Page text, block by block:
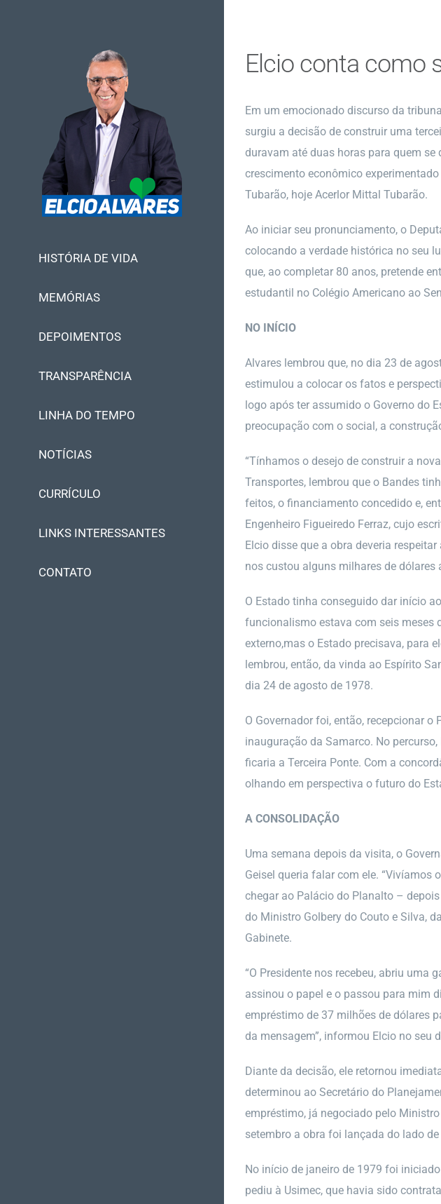
HISTÓRIA DE VIDA
MEMÓRIAS
DEPOIMENTOS
TRANSPARÊNCIA
LINHA DO TEMPO
NOTÍCIAS
CURRÍCULO
LINKS INTERESSANTES
CONTATO
Elcio conta como
Em um emocionado discurso da
surgiu a decisão de construir uma
duravam até duas horas para quem
crescimento econômico
Tubarão, hoje Acerlor Mittal Tubarão.
Ao iniciar seu pronunciamento, o
colocando a verdade histórica no seu
que, ao completar 80 anos, pretende
estudantil no Colégio Americano ao
NO INÍCIO
Alvares lembrou que, no dia 23 de
estimulou a colocar os fatos e
logo após ter assumido o Governo do
preocupação com o social, a
“Tínhamos o desejo de construir a
Transportes, lembrou que o Bandes
feitos, o financiamento concedido e,
Engenheiro Figueiredo Ferraz, cujo
Elcio disse que a obra deveria
nos custou alguns milhares de dólares
O Estado tinha conseguido dar início
funcionalismo estava com seis meses
externo,mas o Estado precisava, para
lembrou, então, da vinda ao Espírito
dia 24 de agosto de 1978.
O Governador foi, então, recepcionar o
inauguração da Samarco. No
ficaria a Terceira Ponte. Com a
olhando em perspectiva o futuro do
A CONSOLIDAÇÃO
Uma semana depois da visita, o
Geisel queria falar com ele. “Vivíamos
chegar ao Palácio do Planalto –
do Ministro Golbery do Couto e Silva,
Gabinete.
“O Presidente nos recebeu, abriu uma
assinou o papel e o passou para mim
empréstimo de 37 milhões de dólares
da mensagem”, informou Elcio no seu
Diante da decisão, ele retornou
determinou ao Secretário do
empréstimo, já negociado pelo
setembro a obra foi lançada do lado
No início de janeiro de 1979 foi
pediu à Usimec, que havia sido